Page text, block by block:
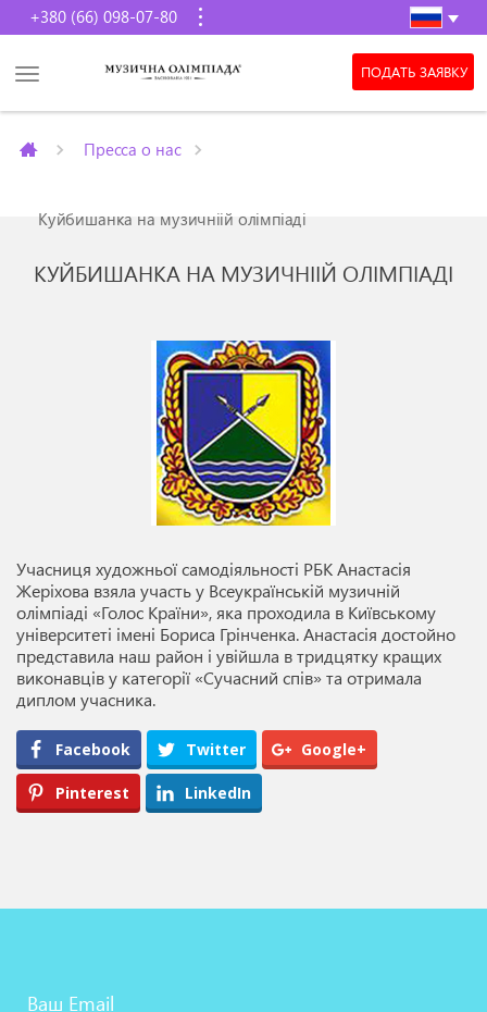
+380 (66) 098-07-80
ПОДАТЬ ЗАЯВКУ
Пресса о нас
Куйбишанка на музичніій олімпіаді
КУЙБИШАНКА НА МУЗИЧНІІЙ ОЛІМПІАДІ
Учасниця художньої самодіяльності РБК Анастасія
Жеріхова взяла участь у Всеукраїнській музичній
олімпіаді «Голос Країни», яка проходила в Київському
університеті імені Бориса Грінченка. Анастасія достойно
представила наш район і увійшла в тридцятку кращих
виконавців у категорії «Сучасний спів» та отримала
диплом учасника.
Facebook Twitter Google+
Pinterest LinkedIn